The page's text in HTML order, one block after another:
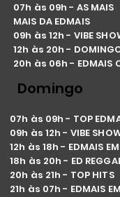
07h às 09h - TOP
09h às 12h - VIBE
12h às 18h - EDMAIS EM
18h às 20h - ED
20h às 21h - TOP HITS
21h às 07h - EDMAIS
Domingo
07h às 09h - AS MAIS
MAIS DA EDMAIS
09h às 12h - VIBE
12h às 20h -
20h às 06h - EDMAIS